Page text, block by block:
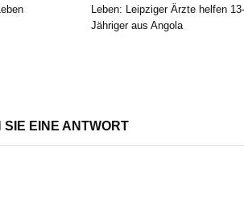
Leben: Leipziger Ärzte helfen 13-
Jähriger aus Angola
EINE ANTWORT